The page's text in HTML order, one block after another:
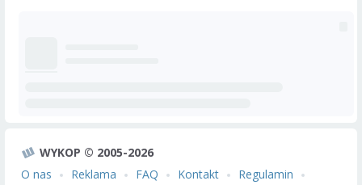
WYKOP © 2005-2026
O nas
Reklama FAQ Kontakt
Regulamin